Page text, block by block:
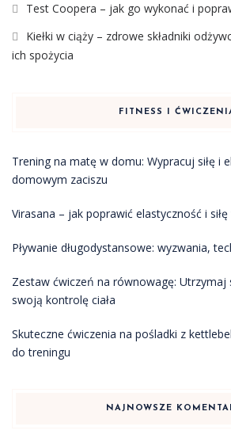
Test Coopera – jak go wykonać i
Kiełki w ciąży – zdrowe składniki
ich spożycia
FITNESS I
Trening na matę w domu: Wypracuj siłę i
domowym zaciszu
Virasana – jak poprawić elastyczność i
Pływanie długodystansowe: wyzwania,
Zestaw ćwiczeń na równowagę: Utrzymaj
swoją kontrolę ciała
Skuteczne ćwiczenia na pośladki z
do treningu
NAJNOWSZE